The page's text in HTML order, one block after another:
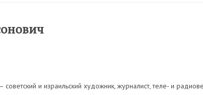
советский и израильский художник, журналист, теле- и